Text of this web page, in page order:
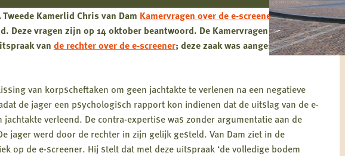
Kamerlid Chris van Dam Kamervragen over de e-screeneraan
Deze vragen zijn op 14 oktober beantwoord. De Kamervragen werden
van de rechter over de e-screener; deze zaak was aangespannen
van korpscheftaken om geen jachtakte te verlenen na een negatieve
de jager een psychologisch rapport kon indienen dat de uitslag van de e-
verleend. De contra-expertise was zonder argumentatie aan de
jager werd door de rechter in zijn gelijk gesteld. Van Dam ziet in de
op de e-screener. Hij stelt dat met deze uitspraak ‘de volledige bodem